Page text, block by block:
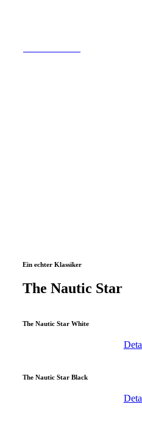
Ein echter Klassiker
The Nautic Star
The Nautic Star White
The Nautic Star Black